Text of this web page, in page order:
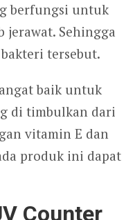
berfungsi untuk
jerawat. Sehingga
tersebut.
baik untuk
di timbulkan dari
vitamin E dan
produk ini dapat
Counter